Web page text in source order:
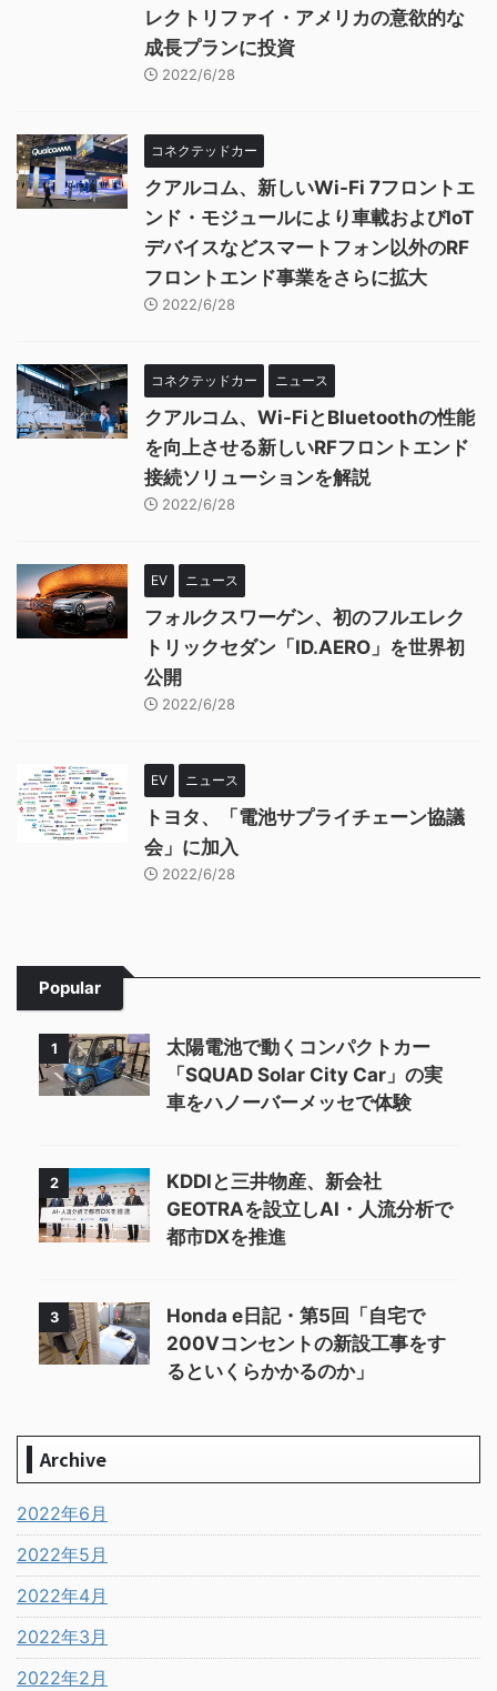
レクトリファイ・アメリカの意欲的な
成長プランに投資
2022/6/28
コネクテッドカー
クアルコム、新しいWi-Fi 7フロントエ
ンド・モジュールにより車載およびIoT
デバイスなどスマートフォン以外のRF
フロントエンド事業をさらに拡大
2022/6/28
コネクテッドカー ニュース
クアルコム、Wi-FiとBluetoothの性能
を向上させる新しいRFフロントエンド
接続ソリューションを解説
2022/6/28
EV ニュース
フォルクスワーゲン、初のフルエレク
トリックセダン「ID.AERO」を世界初
公開
2022/6/28
EV ニュース
トヨタ、「電池サプライチェーン協議
会」に加入
2022/6/28
Popular
1
太陽電池で動くコンパクトカー
「SQUAD Solar City Car」の実
車をハノーバーメッセで体験
2
KDDIと三井物産、新会社
GEOTRAを設立しAI・人流分析で
都市DXを推進
3
Honda e日記・第5回「自宅で
200Vコンセントの新設工事をす
るといくらかかるのか」
Archive
2022年6月
2022年5月
2022年4月
2022年3月
2022年2月